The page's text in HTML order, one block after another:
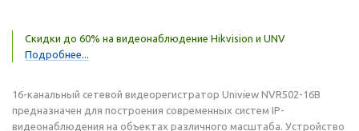
Скидки до 60% на видеонаблюдение Hikvision и UNV
Подробнее...
16-канальный сетевой видеорегистратор Uniview NVR502-16B
предназначен для построения современных систем IP-
видеонаблюдения на объектах различного масштаба. Устройство